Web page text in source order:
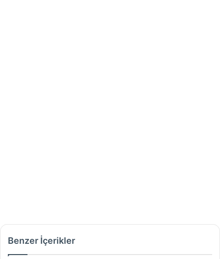
Benzer İçerikler